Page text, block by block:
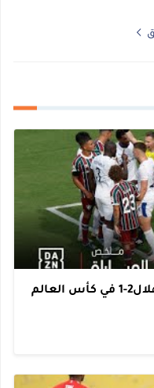
ملخص مباراة فلومينينسي و الهلال2-1 في كأس العالم